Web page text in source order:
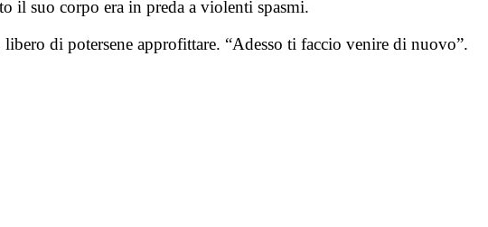
il suo corpo era in preda a violenti spasmi.
di potersene approfittare. “Adesso ti faccio venire di nuovo”.